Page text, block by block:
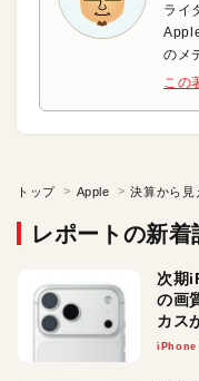
ライ
のメ
この
トップ Apple
レポートの新着
次期
の画
カス
iPhone